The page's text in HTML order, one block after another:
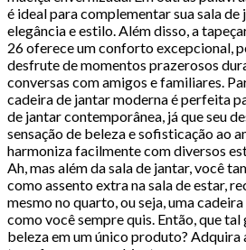
é ideal para complementar sua sala
elegância e estilo. Além disso, a
26 oferece um conforto excepcional,
desfrute de momentos prazerosos
conversas com amigos e familiares.
cadeira de jantar moderna é perfeita
de jantar contemporânea, já que seu
sensação de beleza e sofisticação ao
harmoniza facilmente com diversos
Ah, mas além da sala de jantar, você
como assento extra na sala de estar,
mesmo no quarto, ou seja, uma
como você sempre quis. Então, que
beleza em um único produto? Adquira